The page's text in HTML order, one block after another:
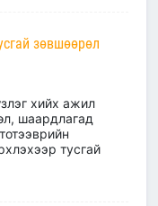
зөвшөөрөл
хийх ажил
шаардлагад
тусгай